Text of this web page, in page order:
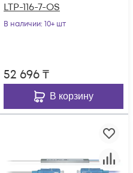
LTP-116-7-OS
В наличии: 10+ шт
52 696₸
В корзину